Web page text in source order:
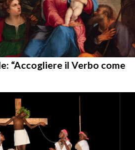
“Accogliere il Verbo come